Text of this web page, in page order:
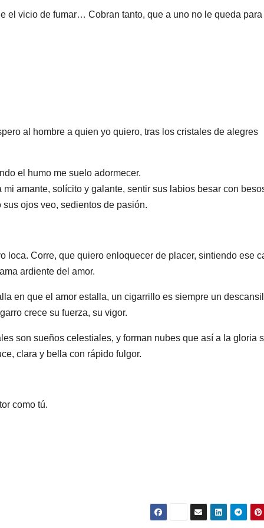
el vicio de fumar… Cobran tanto, que a uno no le queda para
al hombre a quien yo quiero, tras los cristales de alegres
el humo me suelo adormecer.
amante, solícito y galante, sentir sus labios besar con
ojos veo, sedientos de pasión.
loca. Corre, que quiero enloquecer de placer, sintiendo ese
ardiente del amor.
en que el amor estalla, un cigarrillo es siempre un
crece su fuerza, su vigor.
son sueños celestiales, y forman nubes que así a la gloria
clara y bella con rápido fulgor.
como tú.